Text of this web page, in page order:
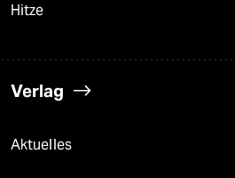
Hitze
Verlag
Aktuelles